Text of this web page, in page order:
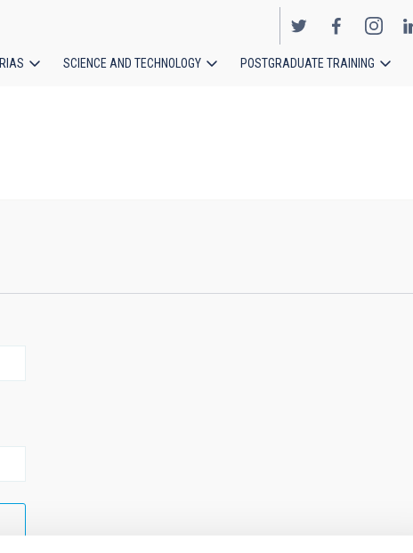
SCIENCE AND TECHNOLOGY POSTGRADUATE TRAINING